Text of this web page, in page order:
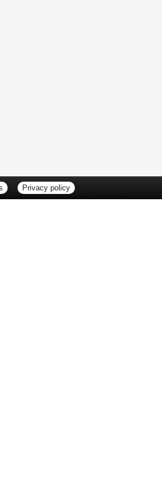
Aktion Notdienst Wissen
Privacy policy